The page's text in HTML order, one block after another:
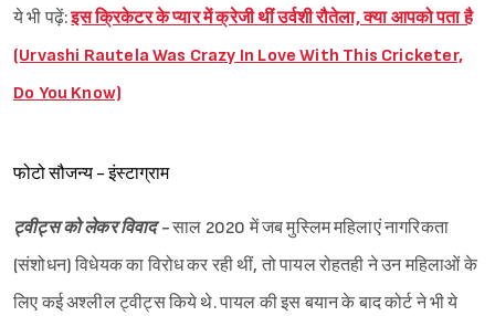
ये भी पढ़ें:इस क्रिकेटर के प्यार में क्रेजी थीं उर्वशी रौतेला, क्या आपको पता है
(Urvashi Rautela Was Crazy In Love With This Cricketer,
Do You Know)
फोटो सौजन्य - इंस्टाग्राम
ट्वीट्स को लेकर विवाद -साल 2020 में जब मुस्लिम महिलाएं नागरिकता
(संशोधन) विधेयक का विरोध कर रही थीं, तो पायल रोहतही ने उन महिलाओं के
लिए कई अश्लील ट्वीट्स किये थे. पायल की इस बयान के बाद कोर्ट ने भी ये